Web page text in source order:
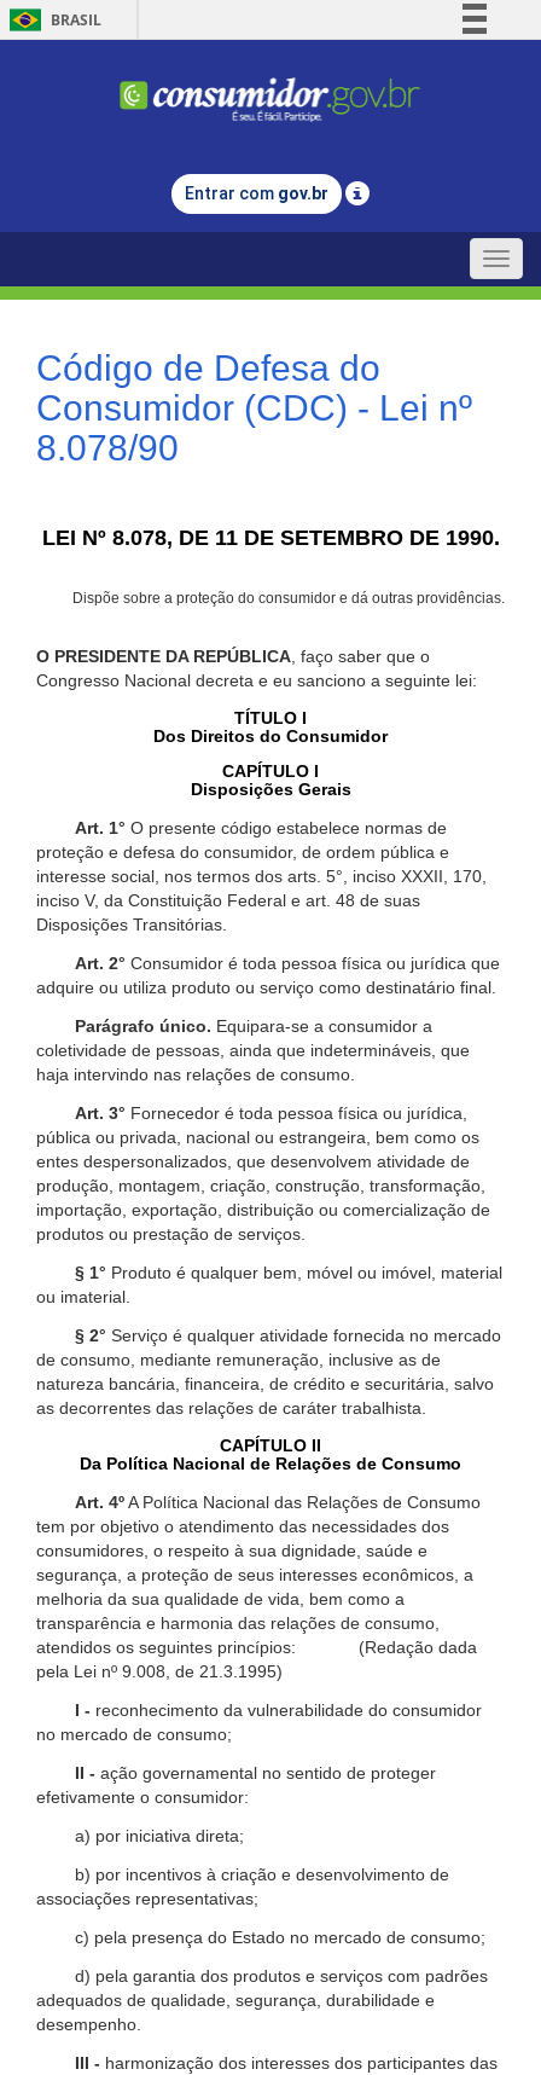
BRASIL
Comunica BR
Legislação
Entrar com gov.br
Toggle
Código de Defesa do
Consumidor (CDC) - Lei nº
8.078/90
LEI Nº 8.078, DE 11 DE SETEMBRO DE 1990.
Dispõe sobre a proteção do consumidor e dá outras providências.
O PRESIDENTE DA REPÚBLICA , faço saber que o
Congresso Nacional decreta e eu sanciono a seguinte lei:
TÍTULO I
Dos Direitos do Consumidor
CAPÍTULO I
Disposições Gerais
Art. 1° O presente código estabelece normas de
proteção e defesa do consumidor, de ordem pública e
interesse social, nos termos dos arts. 5°, inciso XXXII, 170,
inciso V, da Constituição Federal e art. 48 de suas
Disposições Transitórias.
Art. 2° Consumidor é toda pessoa física ou jurídica que
adquire ou utiliza produto ou serviço como destinatário final.
Parágrafo único. Equipara-se a consumidor a
coletividade de pessoas, ainda que indetermináveis, que
haja intervindo nas relações de consumo.
Art. 3° Fornecedor é toda pessoa física ou jurídica,
pública ou privada, nacional ou estrangeira, bem como os
entes despersonalizados, que desenvolvem atividade de
produção, montagem, criação, construção, transformação,
importação, exportação, distribuição ou comercialização de
produtos ou prestação de serviços.
§ 1° Produto é qualquer bem, móvel ou imóvel, material
ou imaterial.
§ 2° Serviço é qualquer atividade fornecida no mercado
de consumo, mediante remuneração, inclusive as de
natureza bancária, financeira, de crédito e securitária, salvo
as decorrentes das relações de caráter trabalhista.
CAPÍTULO II
Da Política Nacional de Relações de Consumo
Art. 4ºA Política Nacional das Relações de Consumo
tem por objetivo o atendimento das necessidades dos
consumidores, o respeito à sua dignidade, saúde e
segurança, a proteção de seus interesses econômicos, a
melhoria da sua qualidade de vida, bem como a
transparência e harmonia das relações de consumo,
atendidos os seguintes princípios: (Redação dada
pela Lei nº 9.008, de 21.3.1995)
I - reconhecimento da vulnerabilidade do consumidor
no mercado de consumo;
II - ação governamental no sentido de proteger
efetivamente o consumidor:
a) por iniciativa direta;
b) por incentivos à criação e desenvolvimento de
associações representativas;
c) pela presença do Estado no mercado de consumo;
d) pela garantia dos produtos e serviços com padrões
adequados de qualidade, segurança, durabilidade e
desempenho.
III - harmonização dos interesses dos participantes das